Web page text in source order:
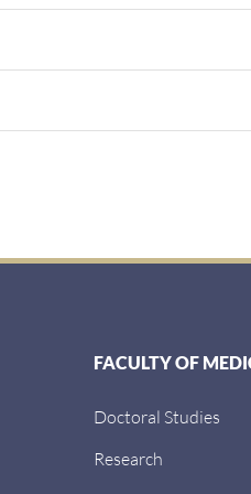
FACULTY OF
Doctoral Studies
Research